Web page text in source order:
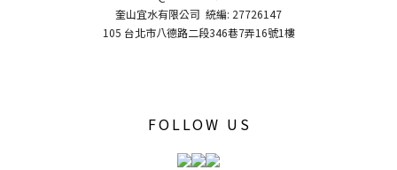
奎山宜水有限公司 統編: 27726147
105 台北市八德路二段346巷7弄16號1樓
FOLLOW US